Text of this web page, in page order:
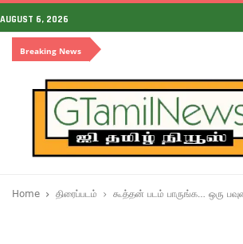
AUGUST 6, 2026
Breaking News
Home திரைப்படம் கூத்தன் படம் பாருங்க… ஒரு